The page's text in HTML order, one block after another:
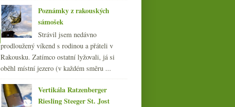
Poznámky z rakouských
sámošek
Strávil jsem nedávno
prodloužený víkend s rodinou a přáteli v
Rakousku. Zatímco ostatní lyžovali, já si
oběhl místní jezero (v každém směru ...
Vertikála Ratzenberger
Riesling Steeger St. Jost